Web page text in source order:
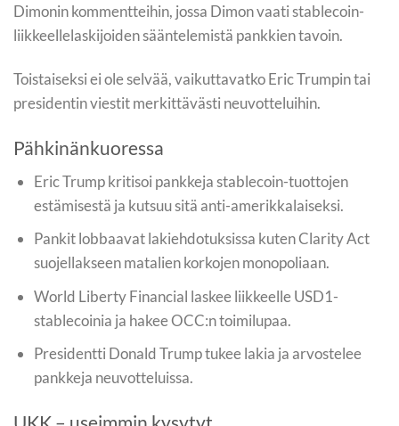
Dimonin kommentteihin, jossa Dimon vaati stablecoin-
liikkeellelaskijoiden sääntelemistä pankkien tavoin.
Toistaiseksi ei ole selvää, vaikuttavatko Eric Trumpin tai
presidentin viestit merkittävästi neuvotteluihin.
Pähkinänkuoressa
Eric Trump kritisoi pankkeja stablecoin-tuottojen
estämisestä ja kutsuu sitä anti-amerikkalaiseksi.
Pankit lobbaavat lakiehdotuksissa kuten Clarity Act
suojellakseen matalien korkojen monopoliaan.
World Liberty Financial laskee liikkeelle USD1-
stablecoinia ja hakee OCC:n toimilupaa.
Presidentti Donald Trump tukee lakia ja arvostelee
pankkeja neuvotteluissa.